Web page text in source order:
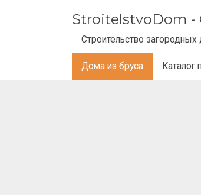
StroitelstvoDom -
Строительство
Дома из бруса Каталог